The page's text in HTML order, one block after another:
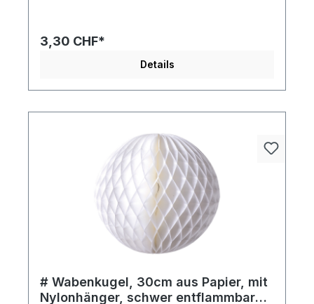
3,30 CHF*
Details
# Wabenkugel, 30cm aus Papier, mit
Nylonhänger, schwer entflammbar